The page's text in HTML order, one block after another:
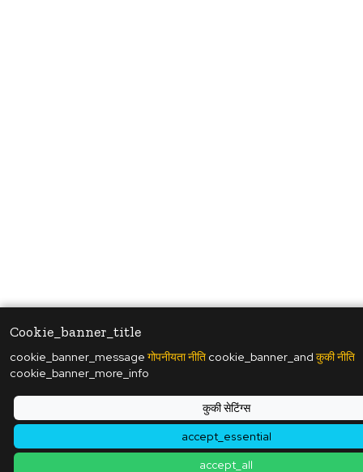
Cookie_banner_title
cookie_banner_message गोपनीयता नीति cookie_banner_and कुकी नीति
cookie_banner_more_info
कुकी सेटिंग्स
accept_essential
accept_all